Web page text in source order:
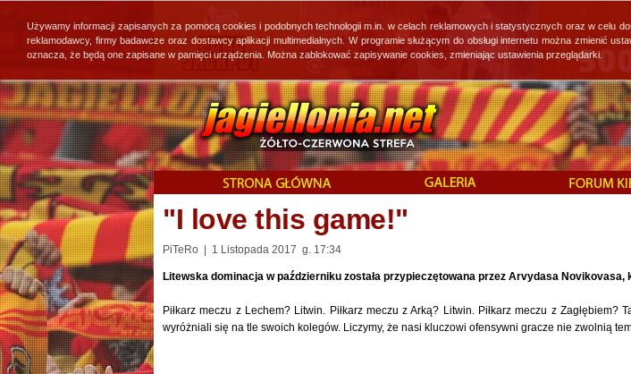
"I love this game!"
PiTeRo | 1 Listopada 2017 g. 17:34
Litewska dominacja w październiku została przypieczętowana przez Arvydasa Novikovasa,
Piłkarz meczu z Lechem? Litwin. Piłkarz meczu z Arką? Litwin. Piłkarz meczu z Zagłębiem?
wyróżniali się na tle swoich kolegów. Liczymy, że nasi kluczowi ofensywni gracze nie zwolnią
Używamy informacji zapisanych za pomocą cookies i podobnych technologii m.in. w celach reklamowych i statystycznych oraz w celu
reklamodawcy, firmy badawcze oraz dostawcy aplikacji multimedialnych. W programie służącym do obsługi internetu można zmienić
oznacza, że będą one zapisane w pamięci urządzenia. Można zablokować zapisywanie cookies, zmieniając ustawienia przeglądarki.